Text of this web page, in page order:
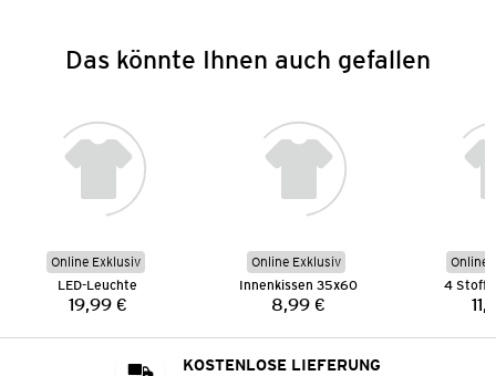
Das könnte Ihnen auch gefallen
Online Exklusiv
LED-Leuchte
Preis:
19,99 €
Online Exklusiv
Innenkissen 35x60
Preis:
8,99 €
Online
4
KOSTENLOSE LIEFERUNG